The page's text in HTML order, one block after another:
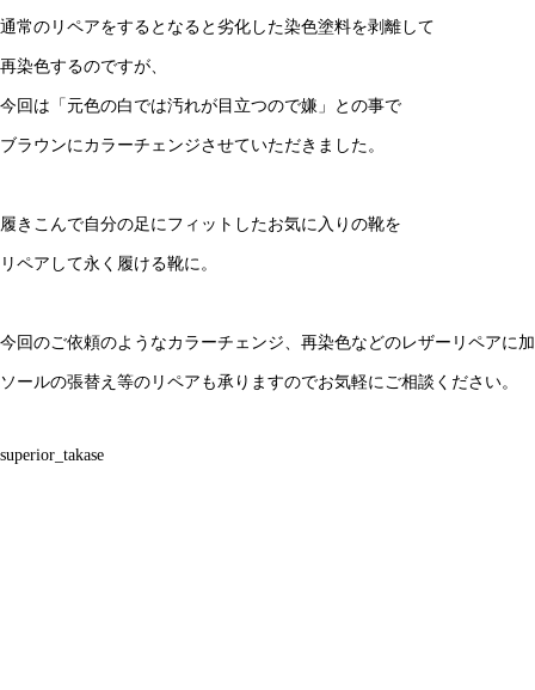
SUPERIOR本店：臨時休業のお知らせ
AUTO SALES
通常のリペアをするとなると劣化した染色塗料を剥離して
再染色するのですが、
今回は「元色の白では汚れが目立つので嫌」との事で
ブラウンにカラーチェンジさせていただきました。
履きこんで自分の足にフィットしたお気に入りの靴を
リペアして永く履ける靴に。
今回のご依頼のようなカラーチェンジ、再染色などのレザーリペアに
ソールの張替え等のリペアも承りますのでお気軽にご相談ください。
superior_takase